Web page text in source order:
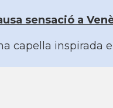
sensació a
capella inspirada